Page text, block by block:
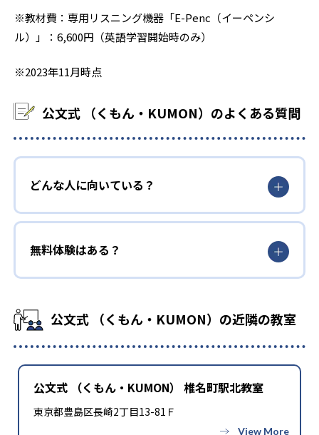
※教材費：専用リスニング機器「E-Penc（イーペンシ
ル）」：6,600円（英語学習開始時のみ）
※2023年11月時点
公文式 （くもん・KUMON）のよくある質問
どんな人に向いている？
無料体験はある？
公文式 （くもん・KUMON）の近隣の教室
公文式 （くもん・KUMON） 椎名町駅北教室
東京都豊島区長崎2丁目13-81Ｆ